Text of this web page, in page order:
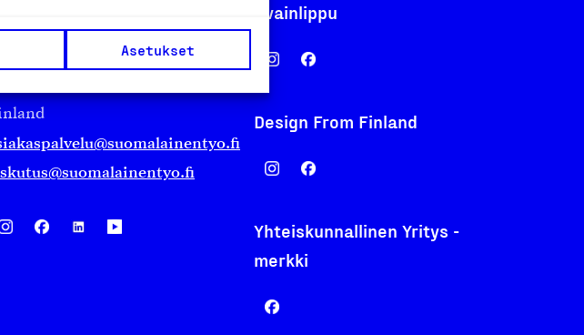
Asetukset
14,
Avainlippu
Design From Finland
Yhteiskunnallinen Yritys -
merkki